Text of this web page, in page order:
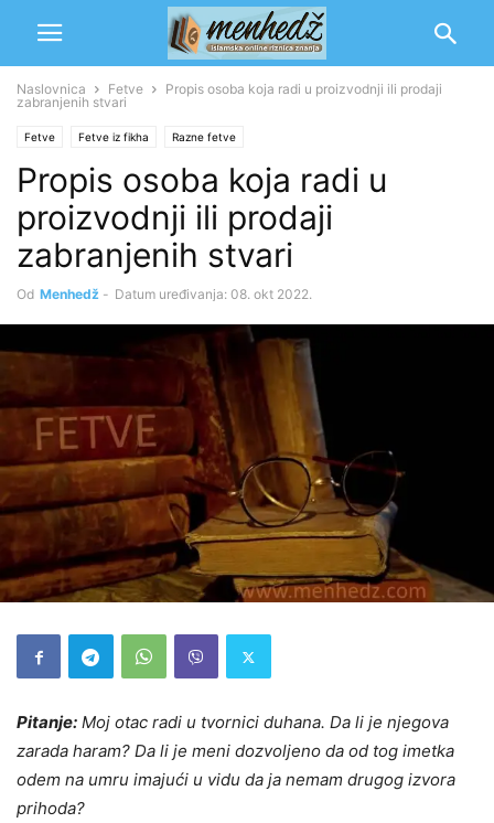
Naslovnica Fetve
Propis osoba koja radi u proizvodnji ili prodaji
zabranjenih stvari
Fetve Fetve iz fikha Razne fetve
Propis osoba koja radi u
proizvodnji ili prodaji
zabranjenih stvari
Od Menhedž - Datum uređivanja: 08. okt 2022.
Pitanje: Moj otac radi u tvornici duhana. Da li je njegova
zarada haram? Da li je meni dozvoljeno da od tog imetka
odem na umru imajući u vidu da ja nemam drugog izvora
prihoda?